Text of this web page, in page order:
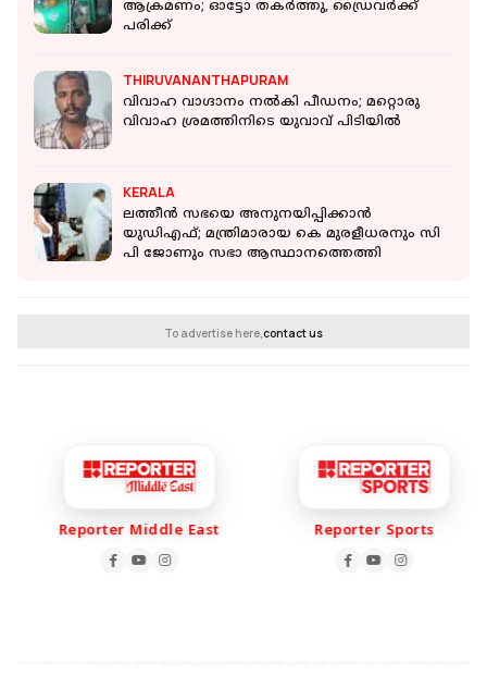
ആക്രമണം; ഓട്ടോ തകര്‍ത്തു, ഡ്രൈവര്‍ക്ക്
പരിക്ക്
THIRUVANANTHAPURAM
വിവാഹ വാഗ്ദാനം നൽകി പീഡനം; മറ്റൊരു
വിവാഹ ശ്രമത്തിനിടെ യുവാവ് പിടിയിൽ
KERALA
ലത്തീന്‍ സഭയെ അനുനയിപ്പിക്കാന്‍
യുഡിഎഫ്; മന്ത്രിമാരായ കെ മുരളീധരനും സി
പി ജോണും സഭാ ആസ്ഥാനത്തെത്തി
To advertise here,contact us
Reporter Middle East Reporter Sports